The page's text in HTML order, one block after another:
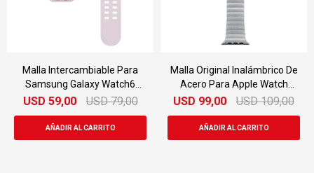
Malla Intercambiable Para
Samsung Galaxy Watch6
Extreme Sport M/l
USD 59,00 USD 79,00
Malla Original Inalámbrico De
Acero Para Apple Watch
38mm
USD 99,00 USD 109,00